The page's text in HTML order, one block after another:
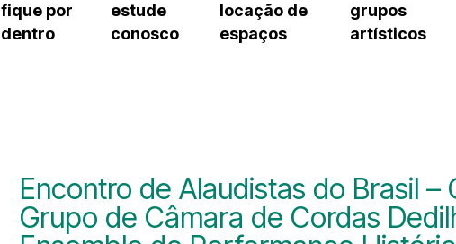
fique por
dentro
estude
conosco
locação de
espaços
grupos
artísticos
trabalhe
Encontro de Alaudistas do Brasil –
Grupo de Câmara de Cordas